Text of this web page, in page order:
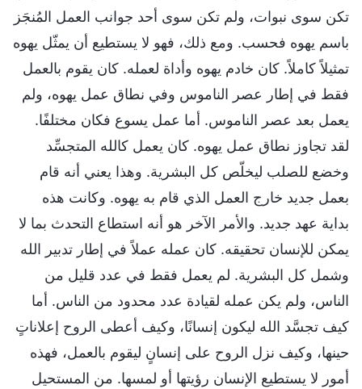
تكن سوى نبوات، ولم تكن سوى أحد جوانب العمل المُنجَز
باسم يهوه فحسب. ومع ذلك، فهو لا يستطيع أن يمثّل يهوه
تمثيلاً كاملاً. كان خادم يهوه وأداة لعمله. كان يقوم بالعمل
فقط في إطار عصر الناموس وفي نطاق عمل يهوه، ولم
يعمل بعد عصر الناموس. أما عمل يسوع فكان مختلفًا.
لقد تجاوز نطاق عمل يهوه. كان يعمل كالله المتجسِّد
وخضع للصلب ليخلّص كل البشرية. وهذا يعني أنه قام
بعمل جديد خارج العمل الذي قام به يهوه. وكانت هذه
بداية عهد جديد. والأمر الآخر هو أنه استطاع التحدث بما لا
يمكن للإنسان تحقيقه. كان عمله عملاً في إطار تدبير الله
وشمل كل البشرية. لم يعمل فقط في عدد قليل من
الناس، ولم يكن عمله لقيادة عدد محدود من الناس. أما
كيف تجسَّد الله ليكون إنسانًا، وكيف أعطى الروح إعلاناتٍ
حينها، وكيف نزل الروح على إنسانٍ ليقوم بالعمل، فهذه
أمور لا يستطيع الإنسان رؤيتها أو لمسها. من المستحيل